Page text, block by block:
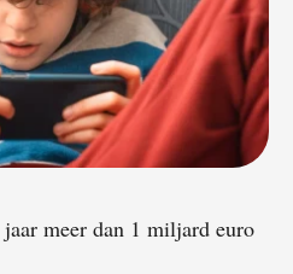
meer dan 1 miljard euro